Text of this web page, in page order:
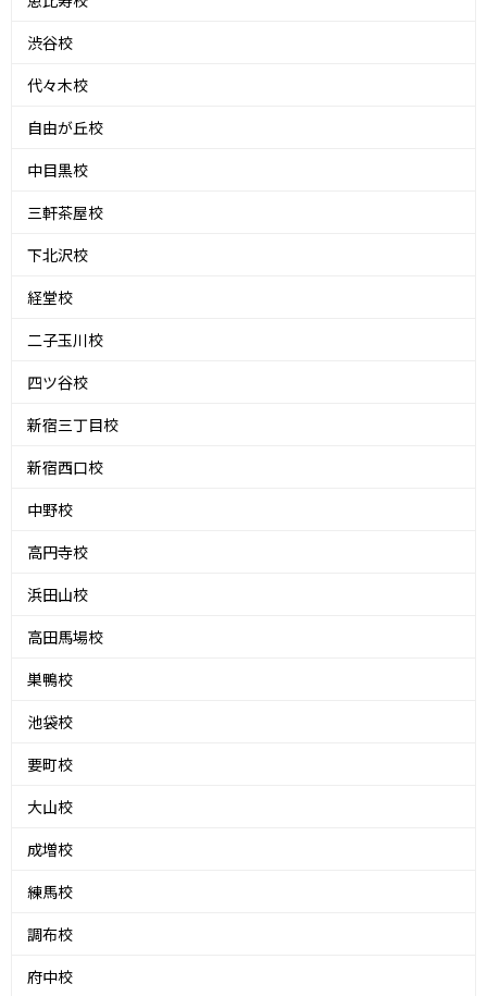
渋谷校
代々木校
自由が丘校
中目黒校
三軒茶屋校
下北沢校
経堂校
二子玉川校
四ツ谷校
新宿三丁目校
新宿西口校
中野校
高円寺校
浜田山校
高田馬場校
巣鴨校
池袋校
要町校
大山校
成増校
練馬校
調布校
府中校